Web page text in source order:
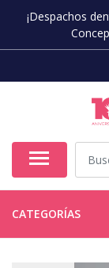
¡Despachos
CATEGORÍAS